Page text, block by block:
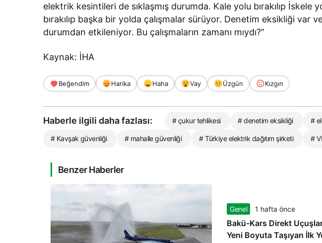
elektrik kesintileri de sıklaşmış durumda. Kale yolu bırakılıp İskele
bırakılıp başka bir yolda çalışmalar sürüyor. Denetim eksikliği var
durumdan etkileniyor. Bu çalışmaların zamanı mıydı?”
Kaynak: İHA
Beğendim Harika Haha Vay Üzgün Kızgın
Haberle ilgili daha fazlası: # çukur tehlikesi # denetim eksikliği #
# Kavşak güvenliği # mahalle güvenliği # Türkiye elektrik dağıtım şirketi #
Benzer Haberler
Genel 1 hafta önce
Bakü-Kars Direkt
Yeni Boyuta Taşıyan İlk